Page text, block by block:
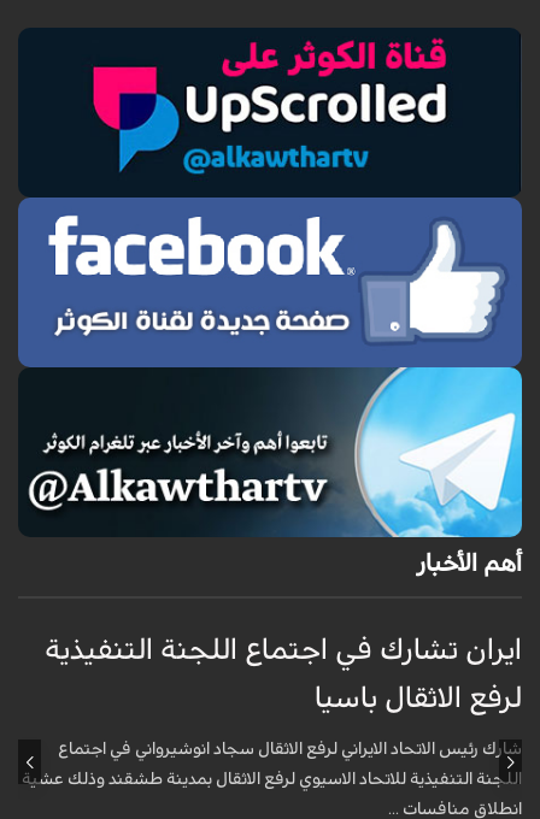
أهم الأخبار
ايران تشارك في اجتماع اللجنة التنفيذية
لرفع الاثقال باسيا
شارك رئيس الاتحاد الايراني لرفع الاثقال سجاد انوشيرواني في اجتماع
اللجنة التنفيذية للاتحاد الاسيوي لرفع الاثقال بمدينة طشقند وذلك عشية
انطلاق منافسات ...